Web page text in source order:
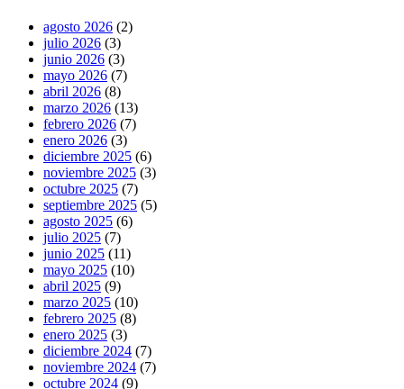
agosto 2026 (2)
julio 2026 (3)
junio 2026 (3)
mayo 2026 (7)
abril 2026 (8)
marzo 2026 (13)
febrero 2026 (7)
enero 2026 (3)
diciembre 2025 (6)
noviembre 2025 (3)
octubre 2025 (7)
septiembre 2025 (5)
agosto 2025 (6)
julio 2025 (7)
junio 2025 (11)
mayo 2025 (10)
abril 2025 (9)
marzo 2025 (10)
febrero 2025 (8)
enero 2025 (3)
diciembre 2024 (7)
noviembre 2024 (7)
octubre 2024 (9)